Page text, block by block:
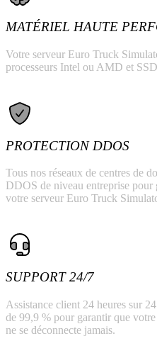
MATÉRIEL HAUTE
Votre serveur Euro Truck
processeurs Intel ou AMD et
PROTECTION DDOS
Tous nos réseaux de centres de
DDOS de niveau entreprise pour
votre serveur Euro Truck
SUPPORT 24/7
Assistance client 24 heures sur
de 99,9 % pour garantir que
ne se déconnecte jamais.